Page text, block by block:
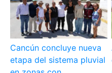
Cancún concluye nueva
etapa del sistema pluvial